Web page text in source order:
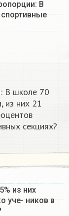
В
В школе 70
из них 21
секциях?
из них
уче- ников в